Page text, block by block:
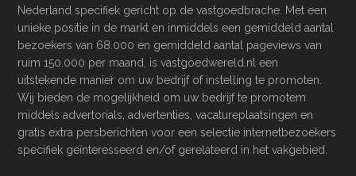
Nederland specifiek gericht op de vastgoedbrache. Met een
unieke positie in de markt en inmiddels een gemiddeld aantal
bezoekers van 68.000 en gemiddeld aantal pageviews van
ruim 150.000 per maand, is vastgoedwereld.nl een
uitstekende manier om uw bedrijf of instelling te promoten.
Wij bieden de mogelijkheid om uw bedrijf te promotem
middels advertorials, advertenties, vacatureplaatsingen en
gratis extra persberichten voor een selectie internetbezoekers
specifiek geïnteresseerd en/of gerelateerd in het vakgebied.